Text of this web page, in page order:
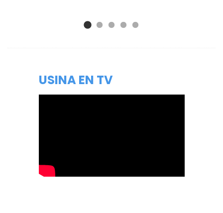
USINA EN TV